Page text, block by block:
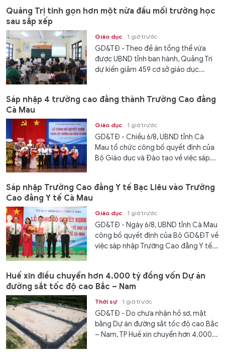
Quảng Trị tinh gọn hơn một nửa đầu mối trường học
sau sắp xếp
Giáo dục 1 giờ trước
GD&TĐ - Theo đề án tổng thể vừa
được UBND tỉnh ban hành, Quảng Trị
dự kiến giảm 459 cơ sở giáo dục...
Sáp nhập 4 trường cao đẳng thành Trường Cao đẳng
Cà Mau
Giáo dục 1 giờ trước
GD&TĐ - Chiều 6/8, UBND tỉnh Cà
Mau tổ chức công bố quyết định của
Bộ Giáo dục và Đào tạo về việc sáp...
Sáp nhập Trường Cao đẳng Y tế Bạc Liêu vào Trường
Cao đẳng Y tế Cà Mau
Giáo dục 1 giờ trước
GD&TĐ - Ngày 6/8, UBND tỉnh Cà Mau
công bố quyết định của Bộ GD&ĐT về
việc sáp nhập Trường Cao đẳng Y tế...
Huế xin điều chuyển hơn 4.000 tỷ đồng vốn Dự án
đường sắt tốc độ cao Bắc – Nam
Thời sự 1 giờ trước
GD&TĐ - Do chưa nhận hồ sơ, mặt
bằng Dự án đường sắt tốc độ cao Bắc
– Nam, TP Huế xin chuyển hơn 4.000...